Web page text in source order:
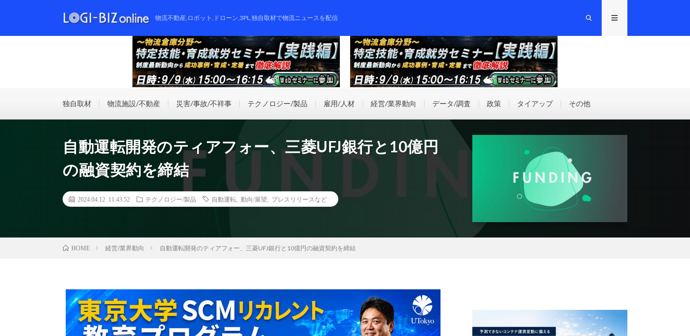
物流不動産,ロボット,ドローン,3PL,独自取材で物流ニュースを配信
独自取材 物流施設/不動産 災害/事故/不祥事 テクノロジー/製品 雇用/人材 経営/業界動向 データ/調査 政策 タイアップ その他
自動運転開発のティアフォー、三菱UFJ銀行と10億円
の融資契約を締結
2024.04.12 11:43:52 テクノロジー/製品 自動運転 動向/展望 プレスリリースなど
HOME 経営/業界動向 自動運転開発のティアフォー、三菱UFJ銀行と10億円の融資契約を締結